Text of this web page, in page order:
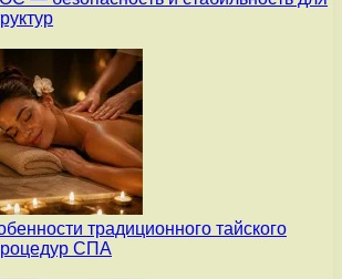
традиционного тайского
СПА